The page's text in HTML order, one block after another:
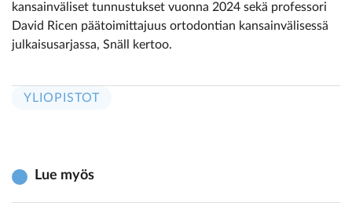
kansainväliset tunnustukset vuonna 2024 sekä professori
David Ricen päätoimittajuus ortodontian kansainvälisessä
julkaisusarjassa, Snäll kertoo.
YLIOPISTOT
Lue myös